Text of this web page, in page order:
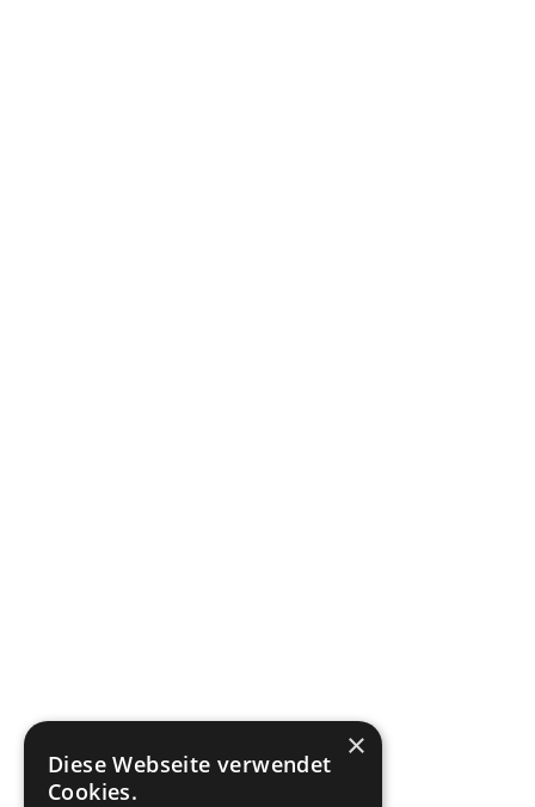
×
Diese Webseite verwendet
Cookies.